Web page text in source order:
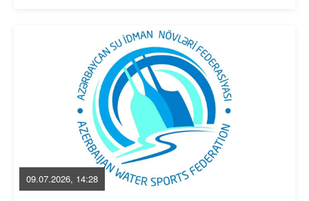
09.07.2026, 14:28